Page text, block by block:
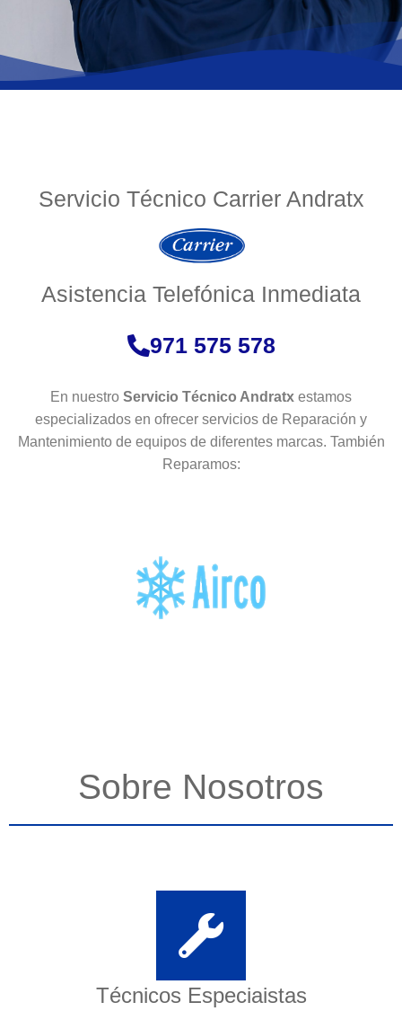
Servicio Técnico Carrier Andratx
Asistencia Telefónica Inmediata
971 575 578
En nuestro Servicio Técnico Andratx estamos
especializados en ofrecer servicios de Reparación y
Mantenimiento de equipos de diferentes marcas. También
Reparamos:
Sobre Nosotros
Técnicos Especiaistas